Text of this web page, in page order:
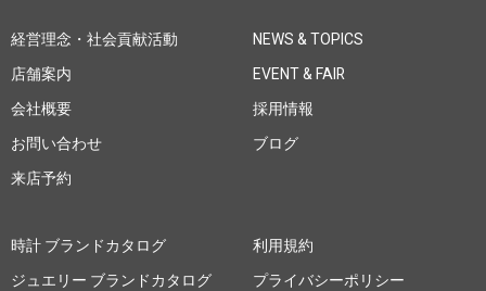
経営理念・社会貢献活動
店舗案内
会社概要
お問い合わせ
来店予約
NEWS & TOPICS
EVENT & FAIR
採用情報
ブログ
時計 ブランドカタログ
ジュエリー ブランドカタログ
利用規約
プライバシーポリシー